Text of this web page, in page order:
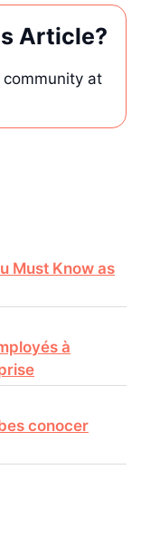
Article?
at
Must Know as
à
conocer